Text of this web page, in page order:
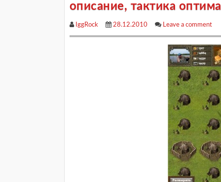
описание, тактика
IggRock 28.12.2010 Leave a comment